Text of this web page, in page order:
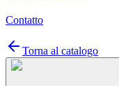
Contatto
Torna al catalogo